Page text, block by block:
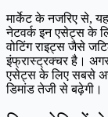
मार्केट के नजरिए से,
नेटवर्क इन एसेट्स के
वोटिंग राइट्स जैसे
इंफ्रास्ट्रक्चर है।
एसेट्स के लिए सबसे
डिमांड तेजी से बढ़ेगी।